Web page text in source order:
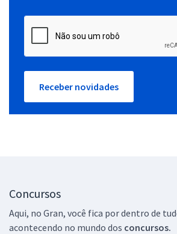
Receber novidades
Concursos
Aqui, no Gran, você fica por dentro de
acontecendo no mundo dos concursos.